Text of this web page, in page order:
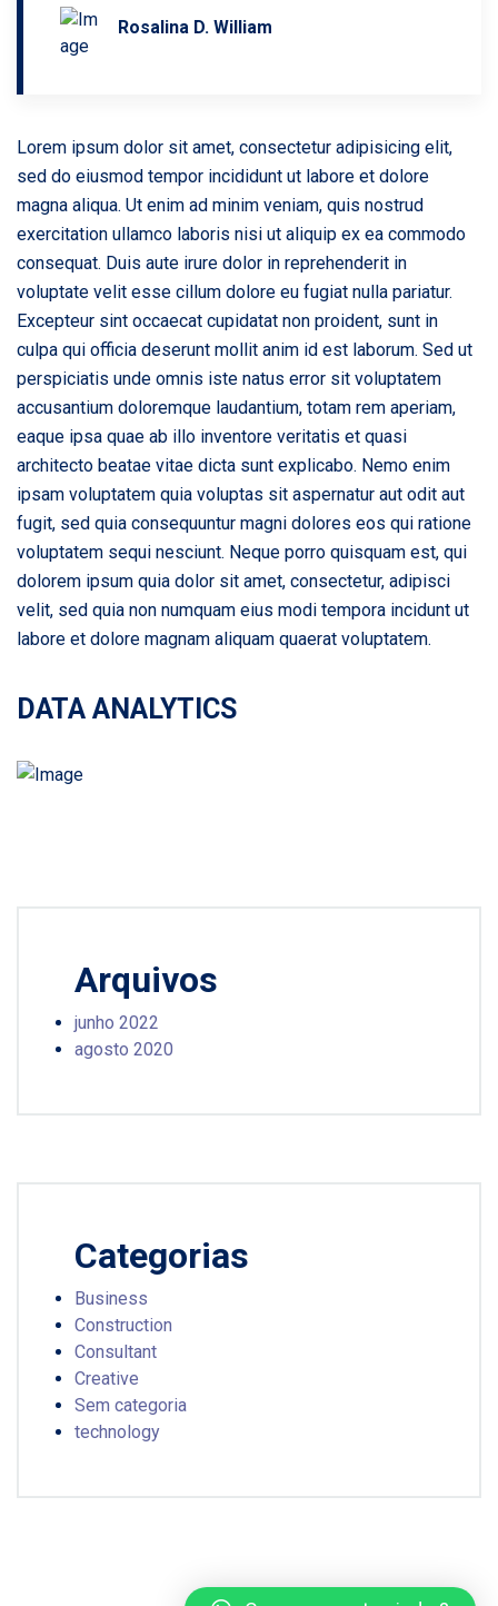
Arquivos
junho 2022
agosto 2020
Categorias
Business
Construction
Consultant
Creative
Sem categoria
technology
Rosalina D. William
Lorem ipsum dolor sit amet, consectetur adipisicing elit,
sed do eiusmod tempor incididunt ut labore et dolore
magna aliqua. Ut enim ad minim veniam, quis nostrud
exercitation ullamco laboris nisi ut aliquip ex ea commodo
consequat. Duis aute irure dolor in reprehenderit in
voluptate velit esse cillum dolore eu fugiat nulla pariatur.
Excepteur sint occaecat cupidatat non proident, sunt in
culpa qui officia deserunt mollit anim id est laborum. Sed ut
perspiciatis unde omnis iste natus error sit voluptatem
accusantium doloremque laudantium, totam rem aperiam,
eaque ipsa quae ab illo inventore veritatis et quasi
architecto beatae vitae dicta sunt explicabo. Nemo enim
ipsam voluptatem quia voluptas sit aspernatur aut odit aut
fugit, sed quia consequuntur magni dolores eos qui ratione
voluptatem sequi nesciunt. Neque porro quisquam est, qui
dolorem ipsum quia dolor sit amet, consectetur, adipisci
velit, sed quia non numquam eius modi tempora incidunt ut
labore et dolore magnam aliquam quaerat voluptatem.
DATA ANALYTICS